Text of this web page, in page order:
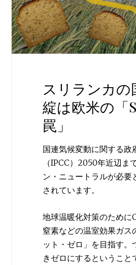
スリランカの
綻は欧米の「
罠」
国連気候変動に関する政
（IPCC）2050年近辺ま
ン・ニュートラルが必要
されています。
地球温暖化対策のために
窒素などの温室効果ガス
ット・ゼロ」を目指す。
きゼロにするということ